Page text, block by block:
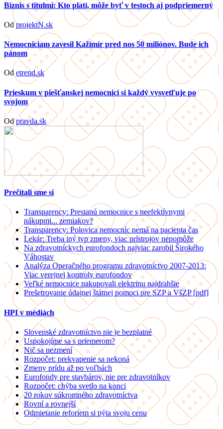
Biznis s titulmi: Kto platí, môže byť v testoch aj podpriemerný
OdprojektN.sk
Nemocniciam zavesil Kažimír pred nos 50 miliónov. Bude ich
pánom
Od etrend.sk
Prieskum v piešťanskej nemocnici si každý vysvetľuje po
svojom
Odpravda.sk
Prečítali sme si
Transparency: Prestanú nemocnice s neefektívnymi
nákupmi... zemiakov?
Transparency: Polovica nemocníc nemá na pacienta čas
Lekár: Treba iný typ zmeny, viac prístrojov nepomôže
Na zdravotníckych eurofondoch najviac zarobil Širokého
Váhostav
Analýza Operačného programu zdravotníctvo 2007-2013:
Viac verejnej kontroly eurofondov
Veľké nemocnice nakupovali elektrinu najdrahšie
Prešetrovanie údajnej štátnej pomoci pre SZP a VšZP [pdf]
HPI v médiách
Slovenské zdravotníctvo nie je bezplatné
Uspokojíme sa s priemerom?
Nič sa nezmení
Rozpočet: prekvapenie sa nekoná
Zmeny prídu až po voľbách
Eurofondy pre stavbárov, nie pre zdravotníkov
Rozpočet: chýba svetlo na konci
20 rokov súkromného zdravotníctva
Rovní a rovnejší
Odmietanie reforiem si pýta svoju cenu